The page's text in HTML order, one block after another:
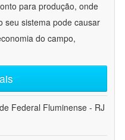
para produção, onde
seu sistema pode causar
do campo,
Federal Fluminense - RJ